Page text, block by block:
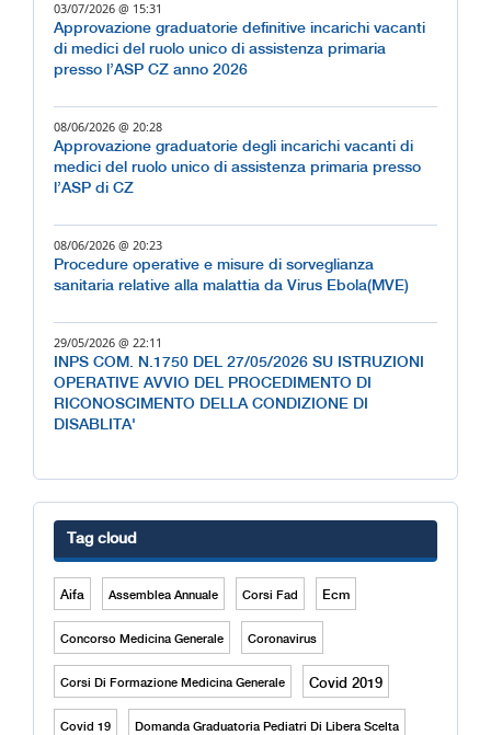
03/07/2026 @ 15:31
Approvazione graduatorie definitive incarichi vacanti
di medici del ruolo unico di assistenza primaria
presso l’ASP CZ anno 2026
08/06/2026 @ 20:28
Approvazione graduatorie degli incarichi vacanti di
medici del ruolo unico di assistenza primaria presso
l’ASP di CZ
08/06/2026 @ 20:23
Procedure operative e misure di sorveglianza
sanitaria relative alla malattia da Virus Ebola(MVE)
29/05/2026 @ 22:11
INPS COM. N.1750 DEL 27/05/2026 SU ISTRUZIONI
OPERATIVE AVVIO DEL PROCEDIMENTO DI
RICONOSCIMENTO DELLA CONDIZIONE DI
DISABLITA'
Tag cloud
Aifa Assemblea Annuale Corsi Fad Ecm
Concorso Medicina Generale Coronavirus
Corsi Di Formazione Medicina Generale Covid 2019
Covid 19 Domanda Graduatoria Pediatri Di Libera Scelta